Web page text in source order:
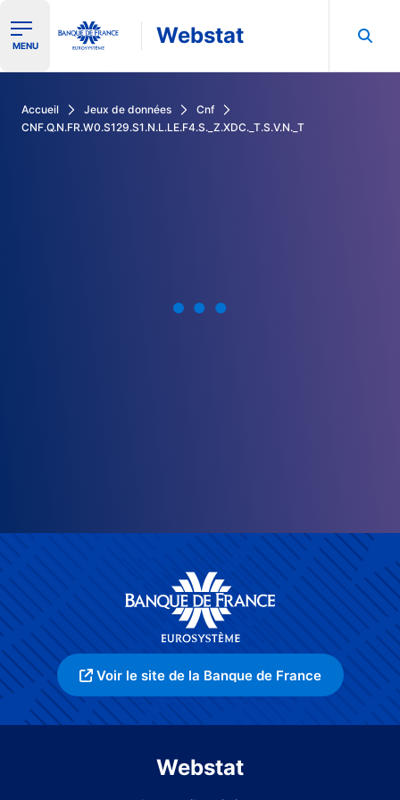
Ouvrir le menu de navigation
MENU Webstat
Accueil Jeux de données
Cnf
CNF.Q.N.FR.W0.S129.S1.N.L.LE.F4.S._Z.XDC._T.S.V.N._T
Voir le site de la Banque de France
Webstat